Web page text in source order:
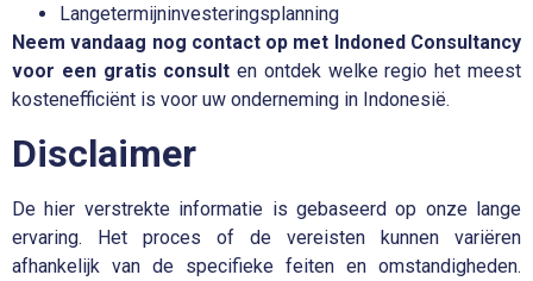
Langetermijninvesteringsplanning
Neem vandaag nog contact op met Indoned Consultancy
voor een gratis consult en ontdek welke regio het meest
kostenefficiënt is voor uw onderneming in Indonesië.
Disclaimer
De hier verstrekte informatie is gebaseerd op onze lange
ervaring. Het proces of de vereisten kunnen variëren
afhankelijk van de specifieke feiten en omstandigheden.